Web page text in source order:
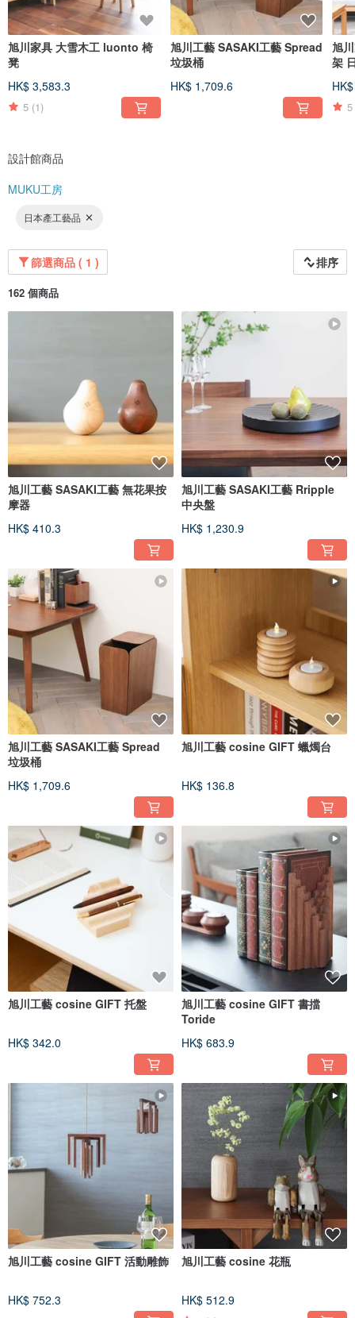
提供穩定的服務，是我們最重視的
雖然我們蒐羅了各式高品質製品，但看不到實物，為了讓客人能安心購買，在購
使用過本店的顧客對我們的客服中心及修理的對應有著極高的評價，為了不辜負
客人的期望，我們的目標是提供更加高品質的服務。
傳達出家具職人深刻的信念
位於全國各地的有名家具產地各有特色，以及重要的職人精神。我們也同感並環
抱相同的信念共事。
「讓人們喜悅的製物」
「不浪費有限的資源」
「只製作高品質且有其必要的事物」
「只要修理就能持續使用」
「培育下一代的家具職人」
「製作尊重傳統，並符合時代的事物」
超越世代，能使用百年的家具
使用原木材製作的家具就算因長年使用而有傷痕，只要將傷痕處削去再重新塗
裝，便能重回新品般繼續使用。另外即使將原木削製成家具也依然重複著呼吸以
及溼氣的吸收・排出。熟知此木材特性的職人設計出了壓條來防止膨脹，盡可能
讓製品長期維持在良好的狀態。有著如此信念以及使用高度技術所製作的商品，
才能讓MUKU工房自信地交付給客人們。
旭川家具 大雪木工 luonto 椅
凳
HK$ 3,583.3
5 (1)
旭川工藝 SASAKI工藝 Spread
垃圾桶
HK$ 1,709.6
旭
架
5
設計館商品
MUKU工房
日本產工藝品
篩選商品 ( 1 ) 排序
162 個商品
旭川工藝 SASAKI工藝 無花果按
摩器
HK$ 410.3
旭川工藝 SASAKI工藝 Rripple
中央盤
HK$ 1,230.9
旭川工藝 SASAKI工藝 Spread
垃圾桶
HK$ 1,709.6
旭川工藝 cosine GIFT 蠟燭台
HK$ 136.8
旭川工藝 cosine GIFT 托盤
HK$ 342.0
旭川工藝 cosine GIFT 書擋
Toride
HK$ 683.9
旭川工藝 cosine GIFT 活動雕飾
HK$ 752.3
旭川工藝 cosine 花瓶
HK$ 512.9